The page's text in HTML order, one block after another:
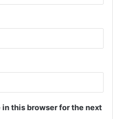
this browser for the next